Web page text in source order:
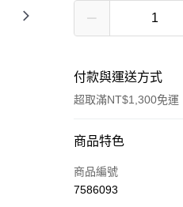
付款與運送方式
超取滿NT$1,300免運
付款方式
信用卡一次付款
商品特色
商品編號
7586093